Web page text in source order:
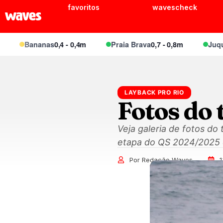
favoritos wavescheck
Bananas0,4 - 0,4m Praia Brava0,7 - 0,8m Juquei
LAYBACK PRO RIO
Fotos
Veja galeria de fotos
etapa do QS 2024/2025
Por Redação Waves